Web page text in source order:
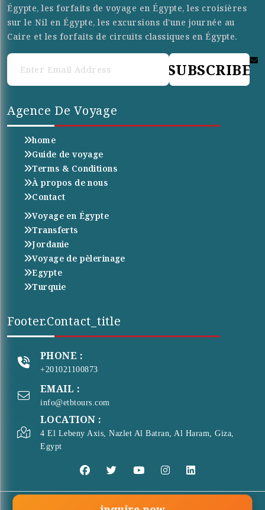
Égypte, les forfaits de voyage en Égypte, les croisières
sur le Nil en Égypte, les excursions d'une journée au
Caire et les forfaits de circuits classiques en Égypte.
SUBSCRIBE
Agence De Voyage
home
Guide de voyage
Terms & Conditions
À propos de nous
Contact
Voyage en Égypte
Transferts
Jordanie
Voyage de pèlerinage
Egypte
Turquie
Footer.contact_title
PHONE :
+201021100873
EMAIL :
info@etbtours.com
LOCATION :
4 El Lebeny Axis, Nazlet Al Batran, Al Haram, Giza,
Egypt